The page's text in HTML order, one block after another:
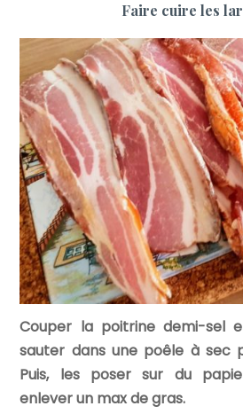
Faire cuire les
Couper la poitrine demi-sel
sauter dans une poêle à sec
Puis, les poser sur du
enlever un max de gras.